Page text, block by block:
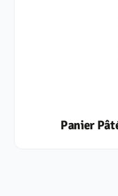
Panier